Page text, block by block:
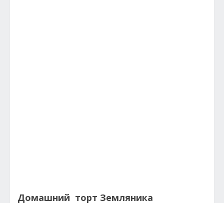
Домашний торт Земляника